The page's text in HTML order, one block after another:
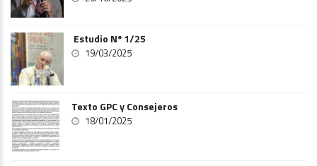
Estudio Nº 1/25
19/03/2025
Texto GPC y Consejeros
18/01/2025